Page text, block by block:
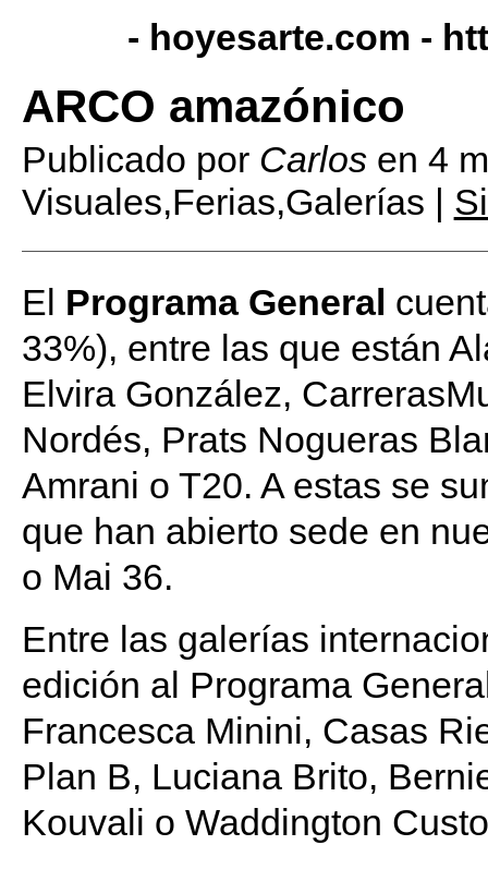
- hoyesarte.com -
ARCO amazónico
Publicado por Carlosen 4
Visuales,Ferias,Galerías |
El Programa General
33%), entre las que están
Elvira González,
Nordés, Prats Nogueras
Amrani o T20. A estas se
que han abierto sede en
o Mai 36.
Entre las galerías
edición al Programa
Francesca Minini, Casas
Plan B, Luciana Brito,
Kouvali o Waddington